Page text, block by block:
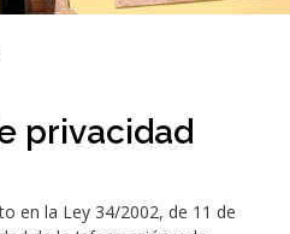
privacidad
en la Ley 34/2002, de 11 de